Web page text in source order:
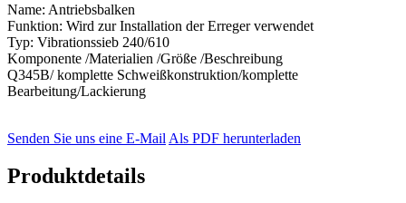
Name: Antriebsbalken
Funktion: Wird zur Installation der Erreger verwendet
Typ: Vibrationssieb 240/610
Komponente /Materialien /Größe /Beschreibung
Q345B/ komplette Schweißkonstruktion/komplette
Bearbeitung/Lackierung
Senden Sie uns eine E-Mail Als PDF herunterladen
Produktdetails